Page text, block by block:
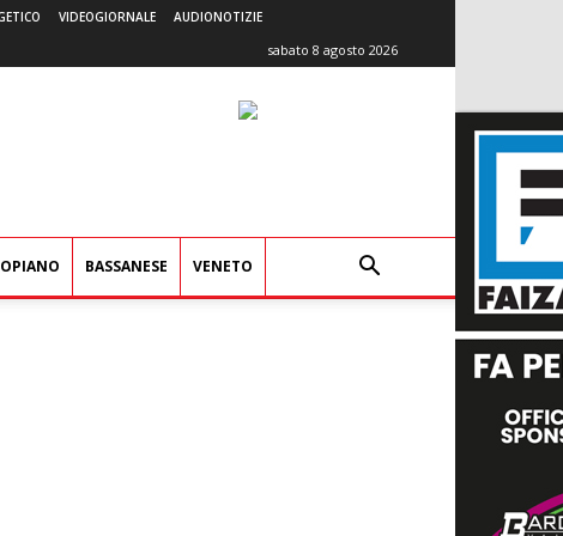
VIDEOGIORNALE AUDIONOTIZIE
sabato 8 agosto 2026
BASSANESE VENETO